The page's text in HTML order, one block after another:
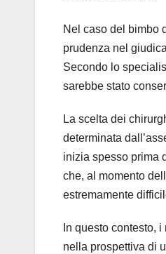
Nel caso del bimbo
prudenza nel
Secondo lo
sarebbe stato
La scelta dei
determinata
inizia spesso prima
che, al momento
estremamente
In questo contesto,
nella prospettiva di